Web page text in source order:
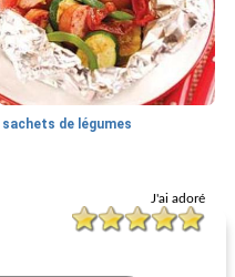
sachets de légumes
J'ai adoré